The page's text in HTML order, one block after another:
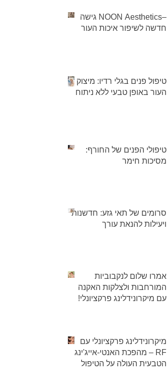
–NOON Aesthetics גישה
חדשה לשיפור איכות העור
טיפול פנים בגלי רדיו: מיצוק
העור באופן טבעי ללא ניתוח
טיפולי הפנים של החורף:
מסיכות חימר
סרומים של תאי גזע: חדשנות
ויעילות להנאת עורך
אמרו שלום לנקבוביות
המורחבות ולצלקות האקנה
עם מיקרונידלינג פרקציונלי!
מיקרונידלינג פרקציונלי עם
RF – מהפכת האנטי-אייג'ינג
הטבעית העולה על הטיפול